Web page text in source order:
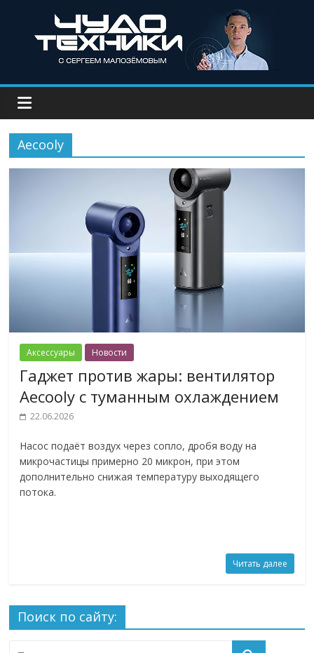
Aecooly
Аксессуары Новости
Гаджет против жары: вентилятор
Aecooly с туманным охлаждением
22.06.2026
Насос подаёт воздух через сопло, дробя воду на
микрочастицы примерно 20 микрон, при этом
дополнительно снижая температуру выходящего
потока.
Читать далее
Поиск по сайту: